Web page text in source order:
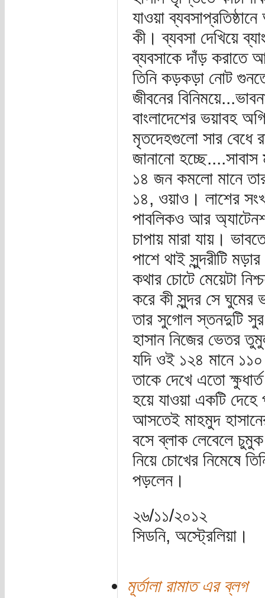
যাওয়া
কী। ব্যবসা দেখিয়ে
ব্যবসাকে দাঁড় করাতে
তিনি কড়কড়া নোট
জীবনের
বাংলাদেশের ভয়াবহ
মৃতদেহগুলো সার বেধে
জানানো হচ্ছে....সাবাস
১৪ জন কমলো মানে
১৪, ওয়াও। লাশের
পাবলিকও আর
চাপায় মারা যায়।
পাশে থাই সুন্দরীটি
কথার চোটে মেয়েটা
করে কী সুন্দর সে ঘুমের
তার সুগোল স্তনদুটি সুর
হাসান নিজের ভেতর
যদি ওই ১২৪ মানে
তাকে দেখে এতো
হয়ে যাওয়া একটি
আসতেই মাহমুদ
বসে ব্লাক লেবেলে
নিয়ে চোখের নিমেষে
পড়লেন।
২৬/১১/২০১২
সিডনি, অস্ট্রেলিয়া।
মূর্তালা রামাত এর ব্লগ